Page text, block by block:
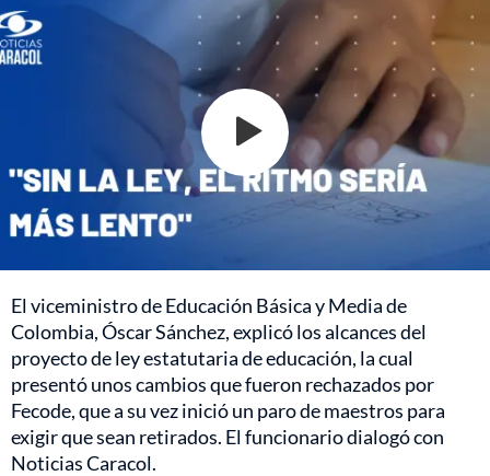
El viceministro de Educación Básica y Media de
Colombia, Óscar Sánchez, explicó los alcances del
proyecto de ley estatutaria de educación, la cual
presentó unos cambios que fueron rechazados por
Fecode, que a su vez inició un paro de maestros para
exigir que sean retirados. El funcionario dialogó con
Noticias Caracol.